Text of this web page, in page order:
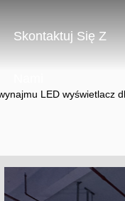
Skontaktuj Się Z
LED wyświetlacz